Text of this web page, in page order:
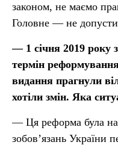
законом, не маємо
Головне — не
— 1 січня 2019 року
термін
видання прагнули
хотіли змін. Яка
— Ця реформа була
зобов’язань України